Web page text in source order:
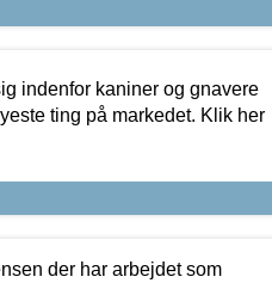
indenfor kaniner og gnavere
ting på markedet. Klik her
der har arbejdet som